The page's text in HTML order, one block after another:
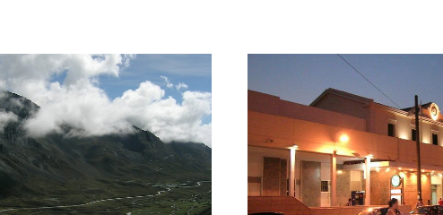
시간이 멈춰서 한 없이 그 풍경을
름답던 풍경. 가끔씩 해질녘에
으로 가다보면, 태양은 도시의 건물
잃어가고, 강렬한 주황빛이 세상을
피해는 우리들이 얼마든지 겪을
다. 하지만, 우리가 정당하게 돈
통수단이, 제 시간에 좀더 빠르고
지불했는데, 천재지변으로 발
하고 저러지도 못하고. 우리는